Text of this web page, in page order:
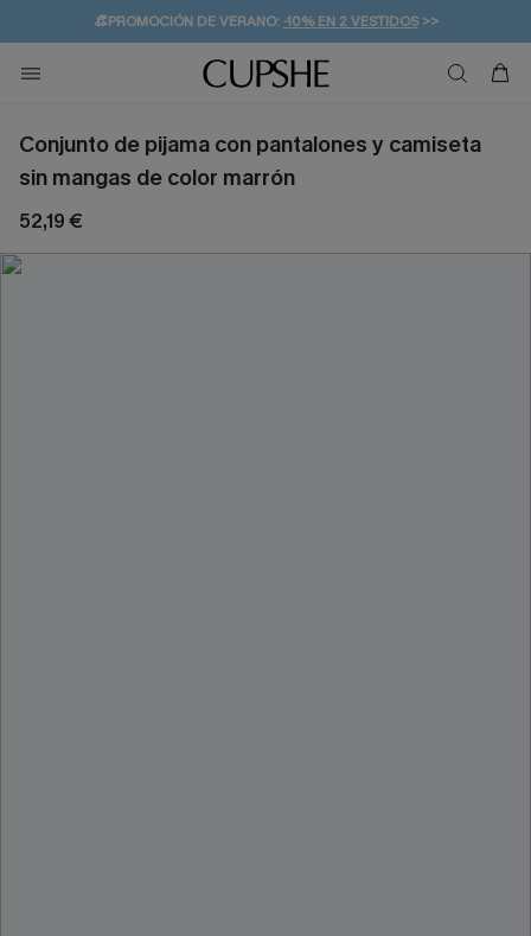
👒PROMOCIÓN DE VERANO:-10% EN 2 VESTIDOS>>
💌¡SUSCRIBIRSE & GANAR -10% EXTRA!
🚚ENVÍO GRATUITO A PARTIR DE 49 € >>
Conjunto de pijama con pantalones y camiseta
sin mangas de color marrón
52,19 €